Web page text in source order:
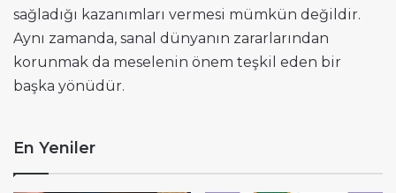
sağladığı kazanımları vermesi mümkün değildir.
Aynı zamanda, sanal dünyanın zararlarından
korunmak da meselenin önem teşkil eden bir
başka yönüdür.
En Yeniler